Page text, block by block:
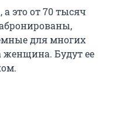
это от70 тысяч
для многих
женщина. Будут ее